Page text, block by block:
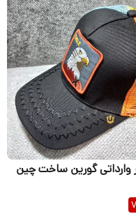
وارداتی گورین ساخت چین